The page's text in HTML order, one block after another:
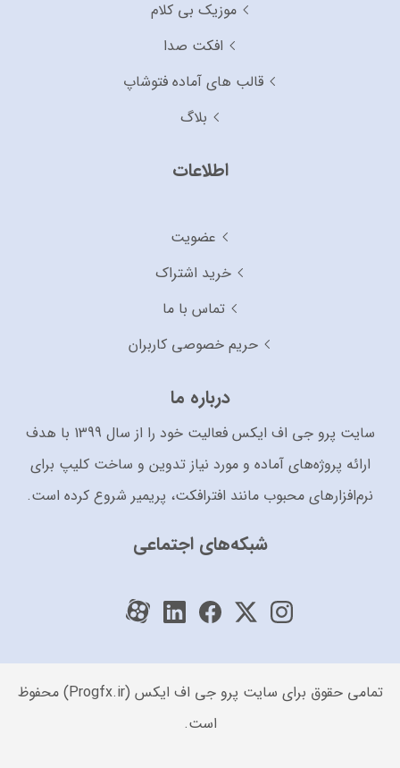
موزیک بی کلام
افکت صدا
قالب های آماده فتوشاپ
بلاگ
اطلاعات
عضویت
خرید اشتراک
تماس با ما
حریم خصوصی کاربران
درباره ما
سایت پرو جی اف ایکس فعالیت خود را از سال 1399 با هدف
ارائه پروژه‌های آماده و مورد نیاز تدوین و ساخت کلیپ برای
نرم‌افزارهای محبوب مانند افترافکت، پریمیر شروع کرده است.
شبکه‌های اجتماعی
تمامی حقوق برای سایت پرو جی اف ایکس (Progfx.ir) محفوظ
است.